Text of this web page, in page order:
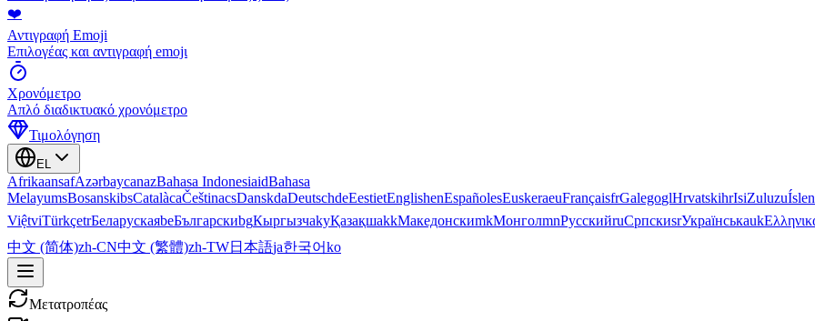
❤️
Αντιγραφή Emoji
Επιλογέας και αντιγραφή emojι
Χρονόμετρο
Απλό διαδικτυακό χρονόμετρο
Τιμολόγηση
EL
AfrikaansafAzərbaycanazBahasa IndonesiaidBahasa
MelayumsBosanskibsCatalàcaČeštinacsDanskdaDeutschdeEestietEnglishenEspañolesEuskeraeuFrançaisfrGalegoglHrvatskihrIsiZuluzu
ViệtviTürkçetrБеларускаяbeБългарскиbgКыргызчаkyҚазақшаkkМакедонскиmkМонголmnРусскийruСрпскиsrУкраїнськаuk
中文 (简体)zh-CN中文 (繁體)zh-TW日本語ja한국어ko
Μετατροπέας